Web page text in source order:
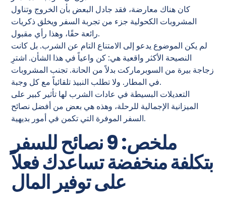
كان هناك معارضة، فقد جادل البعض بأن الخروج وتناول
المشروبات الكحولية جزء من تجربة السفر ويخلق ذكريات
رائعة حقًا، وهذا رأي مقبول.
لم يكن الموضوع يدعو إلى الامتناع التام عن الشرب. بل كانت
النصيحة الأكثر واقعية هي: كن واعياً في هذا الشأن. اشترِ
زجاجة بيرة من السوبرماركت بدلاً من الحانة. تجنب المشروبات
في المطار. ولا تطلب النبيذ تلقائياً مع كل وجبة.
التعديلات البسيطة في عادات الشرب لها تأثير كبير على
الميزانية الإجمالية للرحلة، وهذه هي بعض من أفضل نصائح
السفر الموفرة التي تكمن في أمور بديهية.
ملخص: 9 نصائح للسفر
بتكلفة منخفضة تساعدك فعلاً
على توفير المال